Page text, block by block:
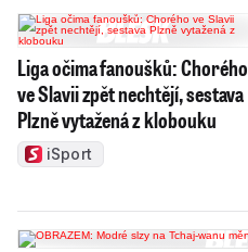
Liga očima fanoušků: Chorého
ve Slavii zpět nechtějí, sestava
Plzně vytažená z klobouku
iSport